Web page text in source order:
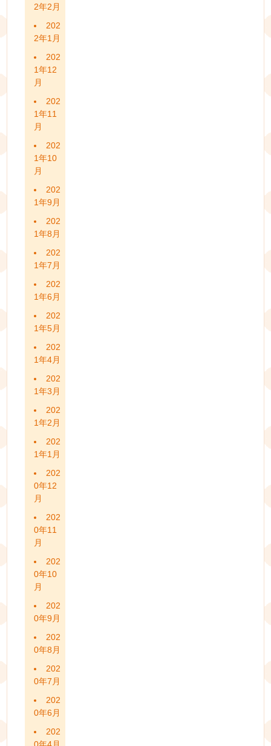
2年2月
202
2年1月
202
1年12
月
202
1年11
月
202
1年10
月
202
1年9月
202
1年8月
202
1年7月
202
1年6月
202
1年5月
202
1年4月
202
1年3月
202
1年2月
202
1年1月
202
0年12
月
202
0年11
月
202
0年10
月
202
0年9月
202
0年8月
202
0年7月
202
0年6月
202